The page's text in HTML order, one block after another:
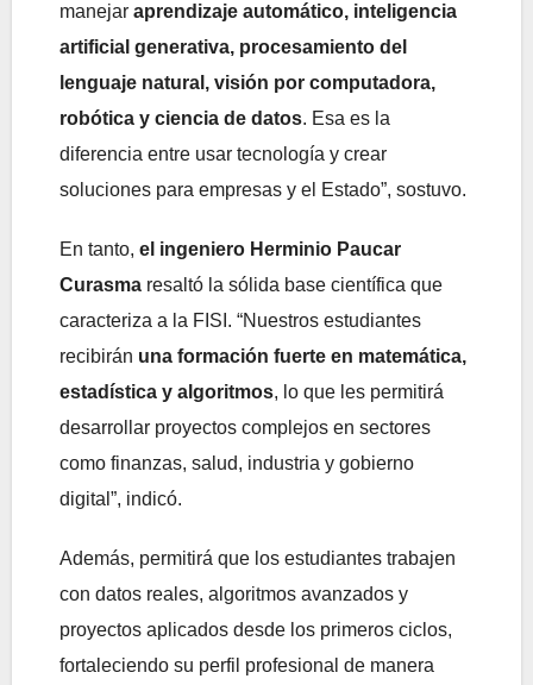
manejar aprendizaje automático, inteligencia
artificial generativa, procesamiento del
lenguaje natural, visión por computadora,
robótica y ciencia de datos. Esa es la
diferencia entre usar tecnología y crear
soluciones para empresas y el Estado”, sostuvo.
En tanto, el ingeniero Herminio Paucar
Curasma resaltó la sólida base científica que
caracteriza a la FISI. “Nuestros estudiantes
recibirán una formación fuerte en matemática,
estadística y algoritmos, lo que les permitirá
desarrollar proyectos complejos en sectores
como finanzas, salud, industria y gobierno
digital”, indicó.
Además, permitirá que los estudiantes trabajen
con datos reales, algoritmos avanzados y
proyectos aplicados desde los primeros ciclos,
fortaleciendo su perfil profesional de manera